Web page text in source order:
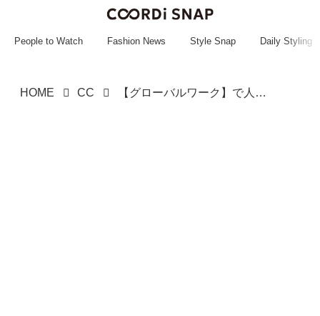
~~~~~~~~~~~
People to Watch Fashion News Style Snap Daily Styling
HOME CC 【グローバルワーク】で人気第1位！ 重ねるだけで春ムード♡「白レースキャミ」